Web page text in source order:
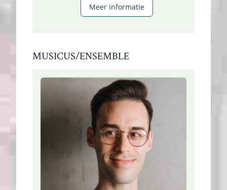
Meer informatie
MUSICUS/ENSEMBLE